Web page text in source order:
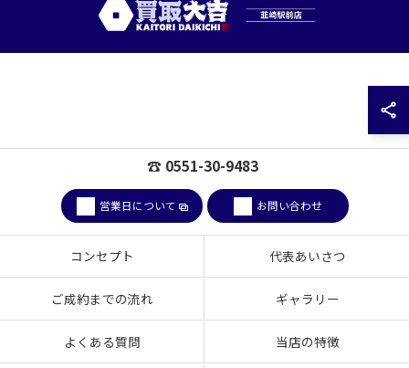
☎ 0551-30-9483
営業日について お問い合わせ
コンセプト 代表あいさつ
ご成約までの流れ ギャラリー
よくある質問 当店の特徴